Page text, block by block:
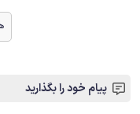
پیام خود را بگذارید